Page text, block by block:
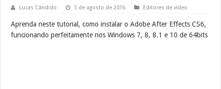
Lucas Cândido 3 de agosto de 2016 Editores de vídeo
Aprenda neste tutorial, como instalar o Adobe After Effects CS6,
funcionando perfeitamente nos Windows 7, 8, 8.1 e 10 de 64bits